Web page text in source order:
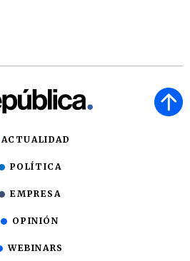
ACTUALIDAD
POLÍTICA
EMPRESA
OPINIÓN
WEBINARS